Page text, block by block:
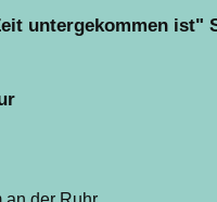
untergekommen ist"